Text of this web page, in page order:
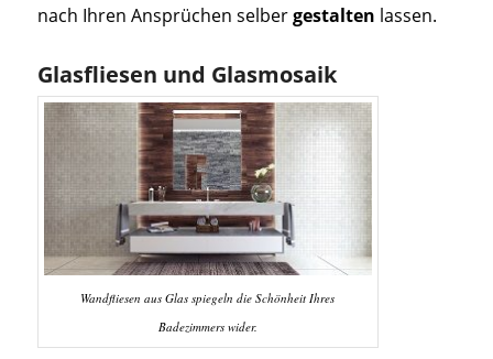
nach Ihren Ansprüchen selbergestalten lassen.
Glasfliesen und Glasmosaik
Wandfliesen aus Glas spiegeln die Schönheit Ihres
Badezimmers wider.